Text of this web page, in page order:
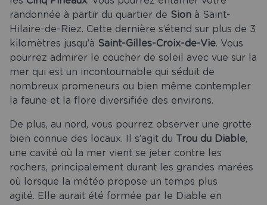
randonnée à partir du quartier de Sion à Saint-
Hilaire-de-Riez. Cette dernière s’étend sur plus de 3
kilomètres jusqu’à Saint-Gilles-Croix-de-Vie. Vous
pourrez admirer le coucher de soleil avec vue sur la
mer qui est un incontournable qui séduit de
nombreux promeneurs ou bien même contempler
la faune et la flore diversifiée des environs.
De plus, au nord, vous pourrez observer une grotte
bien connue des locaux. Il s’agit du
Trou du Diable,
une cavité où la mer vient se jeter contre les
rochers, principalement durant les grandes marées
où lorsque la météo propose un temps plus
agité. Elle aurait été formée par le Diable en